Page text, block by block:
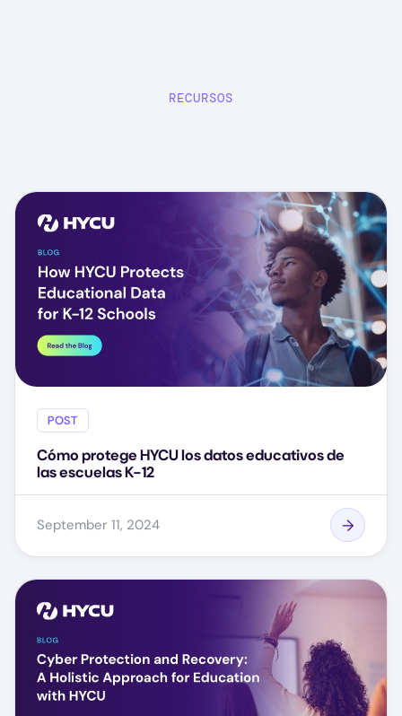
RECURSOS
POST
Cómo protege HYCU los datos educativos de
las escuelas K-12
September 11, 2024